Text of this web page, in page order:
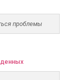
проблемы